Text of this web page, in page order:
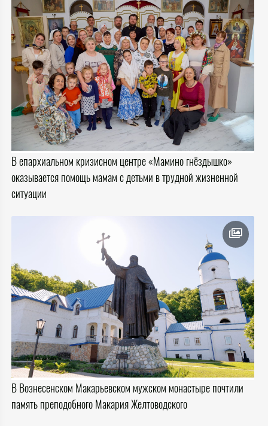
В епархиальном кризисном центре «Мамино гнёздышко»
оказывается помощь мамам с детьми в трудной жизненной
ситуации
В Вознесенском Макарьевском мужском монастыре почтили
память преподобного Макария Желтоводского